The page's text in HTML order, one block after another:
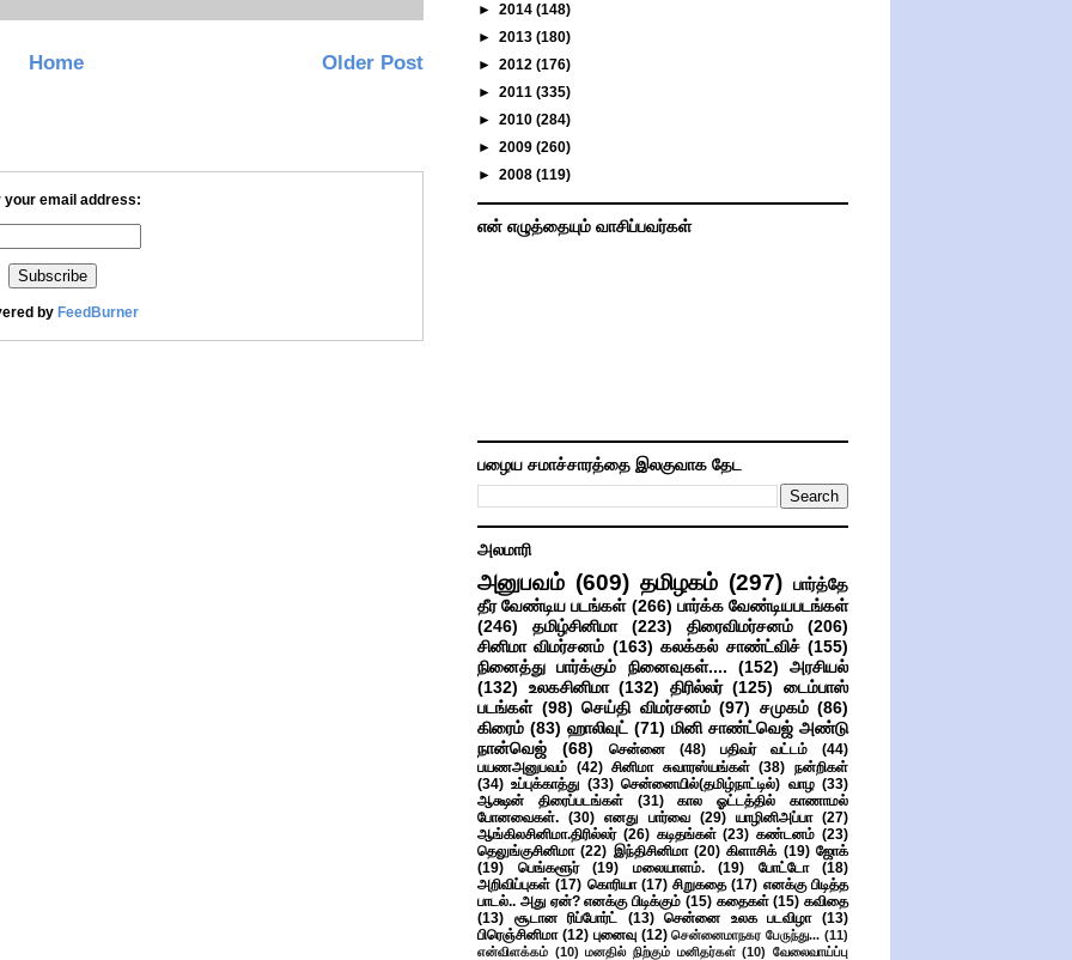
Older Post
Home
your email address:
by FeedBurner
► 2014 (148)
► 2013 (180)
► 2012 (176)
► 2011 (335)
► 2010 (284)
► 2009 (260)
► 2008 (119)
என் எழுத்தையும் வாசிப்பவர்கள்
பழைய சமாச்சாரத்தை இலகுவாக தேட
அலமாரி
அனுபவம் (609) தமிழகம் (297) பார்த்தே
தீர வேண்டிய படங்கள் (266) பார்க்க வேண்டியபடங்கள்
(246)
தமிழ்சினிமா (223) திரைவிமர்சனம்
(206)
சினிமா விமர்சனம் (163) கலக்கல் சாண்ட்விச் (155)
நினைத்து பார்க்கும் நினைவுகள்....
(152)
அரசியல்
(132)
உலகசினிமா (132) திரில்லர் (125)
டைம்பாஸ்
படங்கள் (98) செய்தி விமர்சனம் (97) சமுகம் (86)
கிரைம் (83) ஹாலிவுட் (71) மினி சாண்ட்வெஜ் அண்டு
நான்வெஜ்
(68) சென்னை (48) பதிவர் வட்டம்
(44)
பயணஅனுபவம் (42) சினிமா சுவாரஸ்யங்கள் (38) நன்றிகள்
(34) உப்புக்காத்து (33) சென்னையில்(தமிழ்நாட்டில்) வாழ (33)
ஆக்ஷன் திரைப்படங்கள்
(31)
கால ஓட்டத்தில் காணாமல்
போனவைகள். (30) எனது பார்வை (29) யாழினிஅப்பா (27)
ஆங்கிலசினிமா.திரில்லர் (26) கடிதங்கள் (23) கண்டனம் (23)
தெலுங்குசினிமா (22) இந்திசினிமா (20) கிளாசிக் (19) ஜோக்
(19)
பெங்களூர் (19) மலையாளம். (19) போட்டோ
(18)
அறிவிப்புகள் (17) கொரியா (17) சிறுகதை (17) எனக்கு பிடித்த
பாடல்.. அது ஏன்? எனக்கு பிடிக்கும் (15) கதைகள் (15) கவிதை
(13)
சூடான ரிப்போர்ட் (13) சென்னை உலக படவிழா
(13)
பிரெஞ்சினிமா (12) புனைவு (12) சென்னைமாநகர பேருந்து... (11)
என்விளக்கம் (10) மனதில் நிற்கும் மனிதர்கள் (10) வேலைவாய்ப்பு